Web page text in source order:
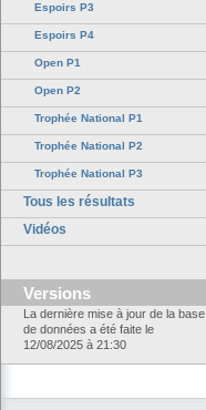
Espoirs P3
Espoirs P4
Open P1
Open P2
Trophée National P1
Trophée National P2
Trophée National P3
Tous les résultats
Vidéos
Versions
La dernière mise à jour de la base
de données a été faite le
12/08/2025 à 21:30